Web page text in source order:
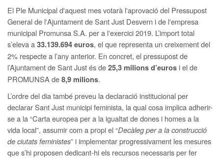
El Ple Municipal d'aquest mes votarà l'aprovació del Pressupost
General de l'Ajuntament de Sant Just Desvern i de l'empresa
municipal Promunsa S.A. per a l'exercici 2019. L’import total
s’eleva a33.139.694 euros, el que representa un creixement del
2% respecte a l’any anterior. En concret, el pressupost de
l’Ajuntament de Sant Just és de25,3 milions d’euros i el de
PROMUNSA de8,9 milions.
L’ordre del dia també preveu la declaració institucional per
declarar Sant Just municipi feminista, la qual cosa implica adherir-
se a la “Carta europea per a la igualtat de dones i homes a la
vida local”, assumir com a propi el “Decàleg per a la construcció
de ciutats feministes” i implementar progressivament les mesures
que s’hi proposen dedicant-hi els recursos necessaris per fer